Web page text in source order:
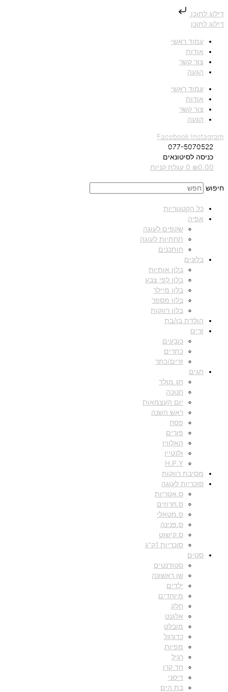
דילוג לתוכן
דילוג לתוכן
עמוד ראשי
אודות
צור קשר
הגעה
עמוד ראשי
אודות
צור קשר
הגעה
Facebook Instagram
077-5070522
כניסה לסיטונאים
₪0.00
0 עגלת קניות
חיפוש
כל הקטגוריות
אפיה
שקפים לעוגה
תחתיות לעוגה
חותכנים
בלונים
בלון אותיות
בלון לפי צבע
בלון מיילר
בלון מספר
בלון רווקות
הולדת בן/בת
זרים
כובעים
כתרים
זרים/כתר
חגים
חג מולד
חנוכה
יום העצמאות
ראש השנה
פסח
פורים
האלווין
ולנטיין
H.P.Y
מסיבת רווקות
סוכריות לעוגה
ס.אטריות
ס.חרוזים
ס.מטאלי
ס.פנינה
ס.קישוט
סוכריות 1ק"ג
סטים
סטודנטים
שן ראשונה
ילדים
מיוחדים
חלק
אלגנט
מובלט
כדורגל
מפיות
רגיל
חד קרן
דיסני
בת הים